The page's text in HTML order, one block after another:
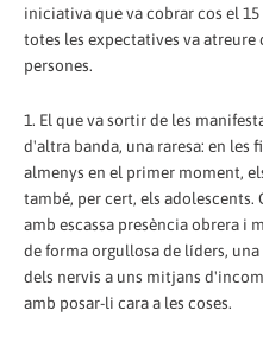
iniciativa que va cobrar cos el 15
totes les expectatives va
persones.
1. El que va sortir de les
d'altra banda, una raresa: en les
almenys en el primer moment,
també, per cert, els
amb escassa presència obrera i
de forma orgullosa de líders,
dels nervis a uns mitjans
amb posar-li cara a les coses.